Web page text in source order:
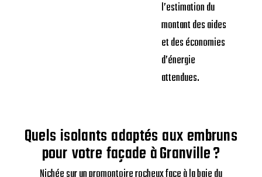
l’estimation du
montant des aides
et des économies
d’énergie
attendues.
Quels isolants adaptés aux embruns
pour votre façade à Granville ?